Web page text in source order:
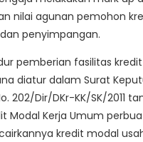
nilai agunan pemohon
penyimpangan.
pemberian fasilitas
diatur dalam Surat
202/Dir/DKr-KK/SK/2011
Modal Kerja Umum
kredit modal